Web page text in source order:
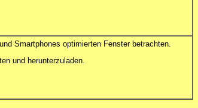
Smartphones optimierten Fenster betrachten.
und herunterzuladen.